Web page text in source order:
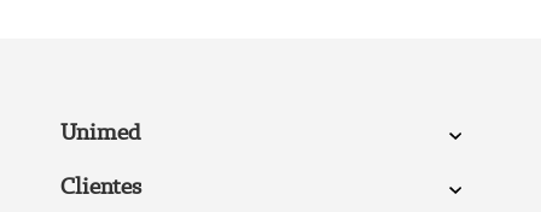
Unimed
Clientes